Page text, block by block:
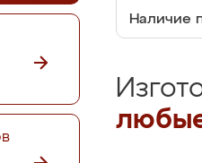
Наличие